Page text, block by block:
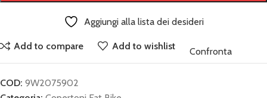
Aggiungi alla lista dei desideri
Add to compare Add to wishlist Confronta
COD: 9W2075902